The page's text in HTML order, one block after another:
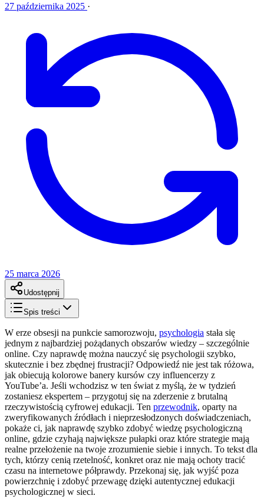
27 października 2025 ·
25 marca 2026
Udostępnij
Spis treści
W erze obsesji na punkcie samorozwoju, psychologia stała się
jednym z najbardziej pożądanych obszarów wiedzy – szczególnie
online. Czy naprawdę można nauczyć się psychologii szybko,
skutecznie i bez zbędnej frustracji? Odpowiedź nie jest tak różowa,
jak obiecują kolorowe banery kursów czy influencerzy z
YouTube’a. Jeśli wchodzisz w ten świat z myślą, że w tydzień
zostaniesz ekspertem – przygotuj się na zderzenie z brutalną
rzeczywistością cyfrowej edukacji. Ten przewodnik, oparty na
zweryfikowanych źródłach i nieprzesłodzonych doświadczeniach,
pokaże ci, jak naprawdę szybko zdobyć wiedzę psychologiczną
online, gdzie czyhają największe pułapki oraz które strategie mają
realne przełożenie na twoje zrozumienie siebie i innych. To tekst dla
tych, którzy cenią rzetelność, konkret oraz nie mają ochoty tracić
czasu na internetowe półprawdy. Przekonaj się, jak wyjść poza
powierzchnię i zdobyć przewagę dzięki autentycznej edukacji
psychologicznej w sieci.